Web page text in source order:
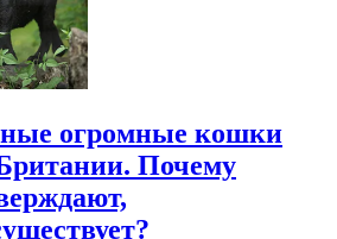
огромные кошки
Почему